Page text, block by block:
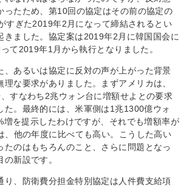
ったため、第10回の協定はその前の協定の
すぎた2019年2月になって締結されるとい
きました。協定案は2019年2月に韓国国会に
て2019年1月から執行となりました。
、あるいは協定に反対の声が上がった背景
理な要求がありました。まずアメリカは、
すなわち2兆ウォン台に増額せよとの要求
た。最終的には、米軍側は1兆1300億ウォ
増を提示したわけですが、それでも増額率が
、他の年度に比べても高い。こうした高い
たのはもちろんのこと、さらに問題となっ
新設です。
り、防衛費分担金特別協定は人件費支給項